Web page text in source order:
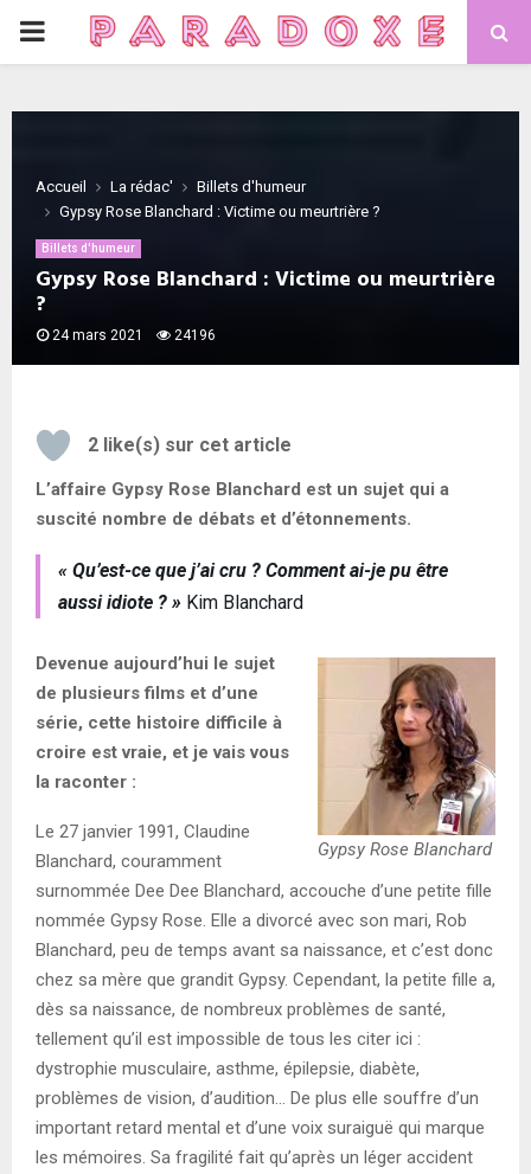
PRIMARY
Accueil La rédac'
Billets d'humeur
Gypsy Rose Blanchard : Victime ou meurtrière ?
Billets d'humeur
Gypsy Rose Blanchard : Victime ou meurtrière
?
24 mars 2021 24196
2 like(s) sur cet article
L’affaire Gypsy Rose Blanchard est un sujet qui a
suscité nombre de débats et d’étonnements.
« Qu’est-ce que j’ai cru ? Comment ai-je pu être
aussi idiote ? »Kim Blanchard
Gypsy Rose Blanchard
Devenue aujourd’hui le sujet
de plusieurs films et d’une
série, cette histoire difficile à
croire est vraie, et je vais vous
la raconter :
Le 27 janvier 1991, Claudine
Blanchard, couramment
surnommée Dee Dee Blanchard, accouche d’une petite fille
nommée Gypsy Rose. Elle a divorcé avec son mari, Rob
Blanchard, peu de temps avant sa naissance, et c’est donc
chez sa mère que grandit Gypsy. Cependant, la petite fille a,
dès sa naissance, de nombreux problèmes de santé,
tellement qu’il est impossible de tous les citer ici :
dystrophie musculaire, asthme, épilepsie, diabète,
problèmes de vision, d’audition… De plus elle souffre d’un
important retard mental et d’une voix suraiguë qui marque
les mémoires. Sa fragilité fait qu’après un léger accident